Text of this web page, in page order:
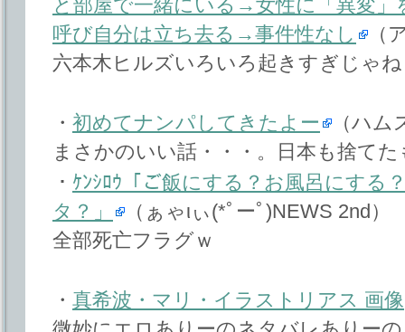
と部屋で一緒にいる→女性に「異変
呼び自分は立ち去る→事件性なし
（
六本木ヒルズいろいろ起きすぎじゃ
・ 初めてナンパしてきたよー
（ハ
まさかのいい話・・・。日本も捨て
・ ｹﾝｼﾛｳ「ご飯にする？お風呂にする
タ？」
（ぁゃιぃ(*ﾟーﾟ)NEWS 2nd）
全部死亡フラグｗ
・ 真希波・マリ・イラストリアス 画像